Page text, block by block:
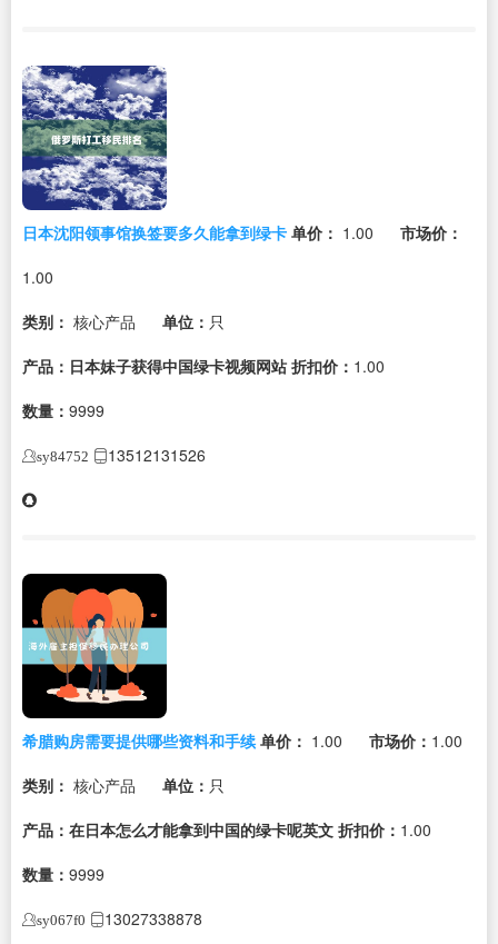
日本沈阳领事馆换签要多久能拿到绿卡 单价： 1.00
市场价：
1.00
类别： 核心产品 单位： 只
产品：日本妹子获得中国绿卡视频网站 折扣价： 1.00
数量： 9999
sy84752 13512131526
希腊购房需要提供哪些资料和手续 单价： 1.00 市场价： 1.00
类别： 核心产品 单位： 只
产品：在日本怎么才能拿到中国的绿卡呢英文 折扣价： 1.00
数量： 9999
sy067f0 13027338878